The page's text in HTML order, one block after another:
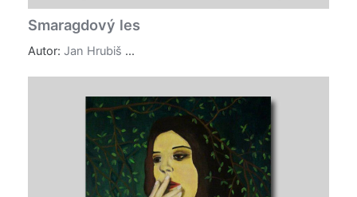
Smaragdový les
Autor: Jan Hrubiš ...